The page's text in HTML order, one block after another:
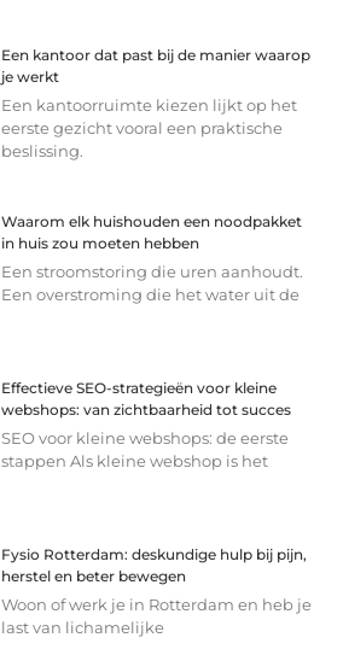
Een kantoor dat past bij de manier waarop
je werkt
Een kantoorruimte kiezen lijkt op het
eerste gezicht vooral een praktische
beslissing.
Waarom elk huishouden een noodpakket
in huis zou moeten hebben
Een stroomstoring die uren aanhoudt.
Een overstroming die het water uit de
Effectieve SEO-strategieën voor kleine
webshops: van zichtbaarheid tot succes
SEO voor kleine webshops: de eerste
stappen Als kleine webshop is het
Fysio Rotterdam: deskundige hulp bij pijn,
herstel en beter bewegen
Woon of werk je in Rotterdam en heb je
last van lichamelijke